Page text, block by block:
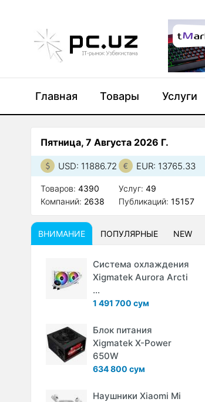
Главная Товары Услуги
Пятница, 7 Августа 2026 Г.
USD: 11886.72 EUR: 13765.33
Товаров: 4390
Компаний: 2638
Услуг:49
Публикаций:15157
ВНИМАНИЕ ПОПУЛЯРНЫЕ NEW
Система охлаждения
Xigmatek Aurora Arcti
...
1 491 700 сум
Блок питания
Xigmatek X-Power
650W
634 800 сум
Наушники Xiaomi Mi